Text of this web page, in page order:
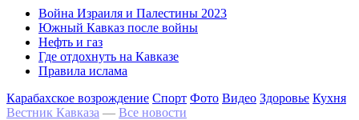
Война Израиля и Палестины 2023
Южный Кавказ после войны
Нефть и газ
Где отдохнуть на Кавказе
Правила ислама
Карабахское возрождение Спорт Фото Видео Здоровье Кухня
Вестник Кавказа — Все новости